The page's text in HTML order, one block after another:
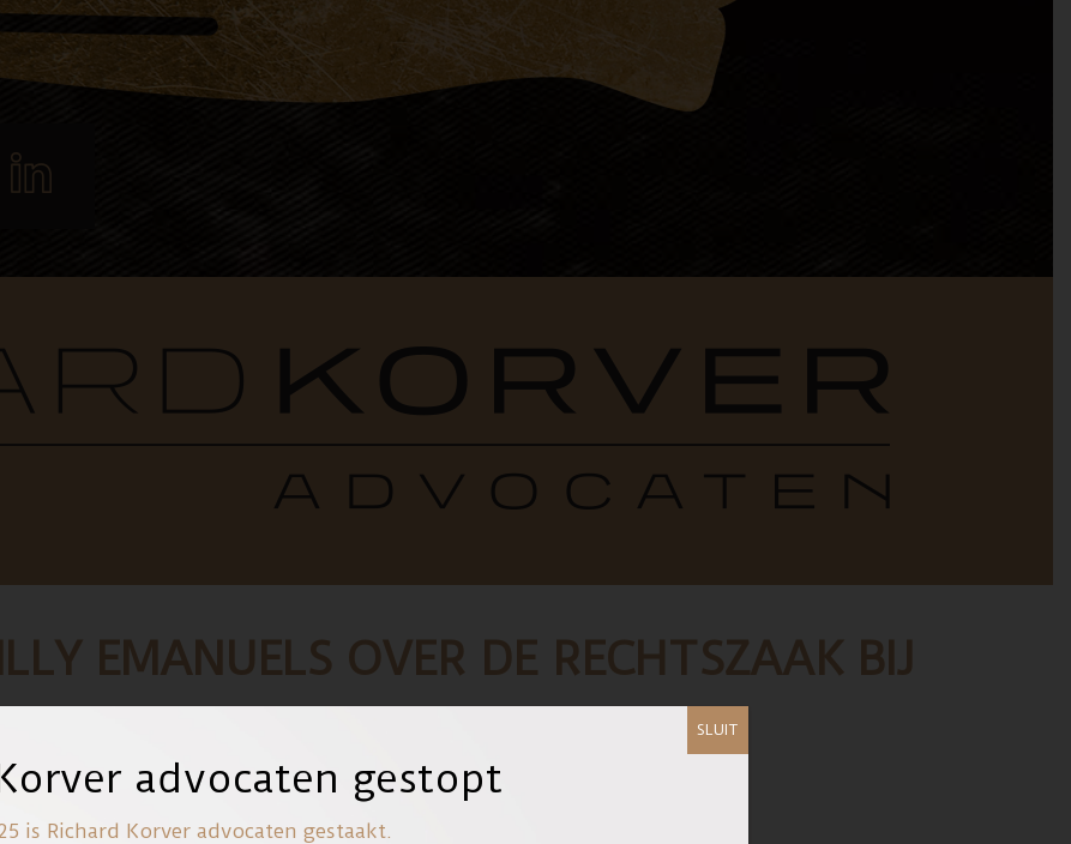
EMANUELS OVER DE RECHTSZAAK BIJ
haar advocaat Richard Korver te gast bij Jinek om over de lopende rechtszaak te praten.
maandenlang zijn getreiterd door hangjongeren in Hilversum bij haar ijssalon.
advocaten gestopt
is Richard Korver advocaten gestaakt.
SLUIT